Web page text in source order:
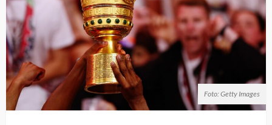
Foto: Getty Images